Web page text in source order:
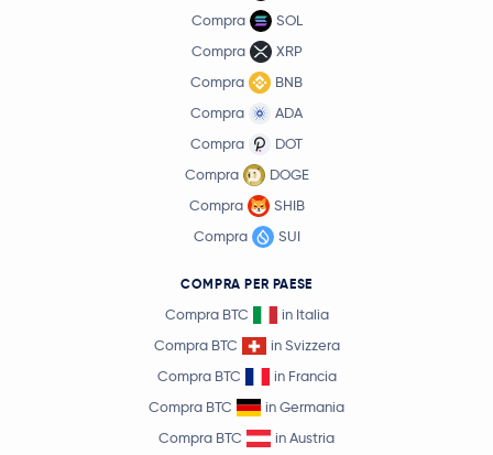
Compra
SOL
Compra
XRP
Compra
BNB
Compra
ADA
Compra
DOT
Compra
DOGE
Compra
SHIB
Compra
SUI
COMPRA PER PAESE
Compra BTC
in Italia
Compra BTC
in Svizzera
Compra BTC
in Francia
Compra BTC
in Germania
Compra BTC
in Austria